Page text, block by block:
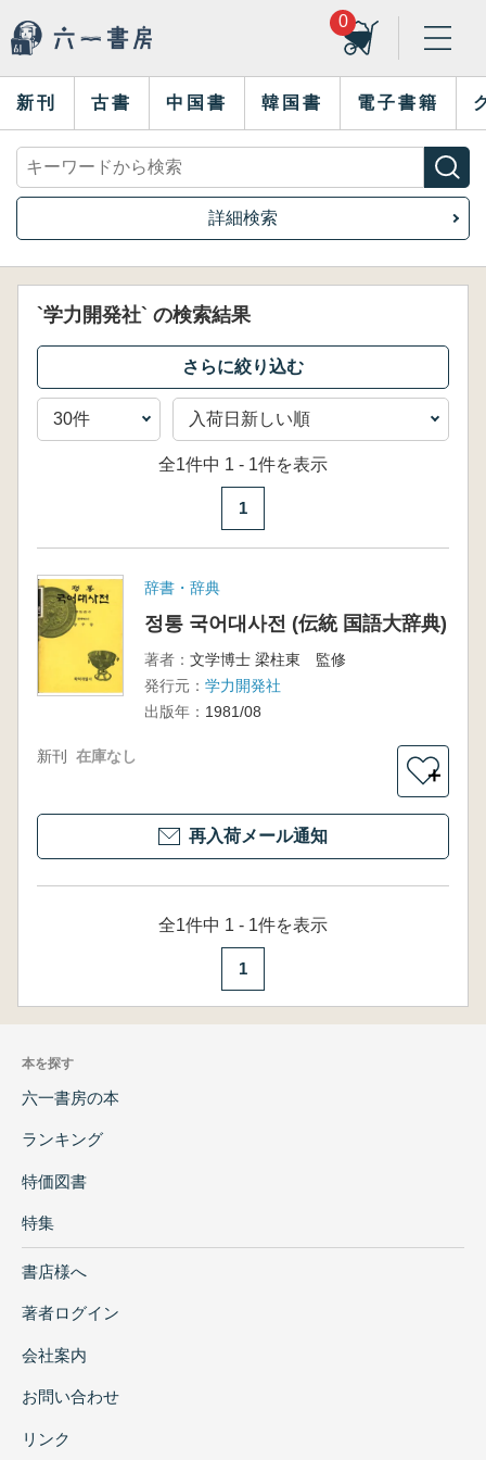
0
新刊 古書 中国書 韓国書 電子書籍
詳細検索
`学力開発社` の検索結果
全1件中 1 - 1件を表示
1
辞書・辞典
정통 국어대사전 (伝統 国語大辞典)
著者： 文学博士 梁柱東 監修
発行元： 学力開発社
出版年： 1981/08
新刊 在庫なし
＋
再入荷メール通知
全1件中 1 - 1件を表示
1
本を探す
六一書房の本
ランキング
特価図書
特集
書店様へ
著者ログイン
会社案内
お問い合わせ
リンク